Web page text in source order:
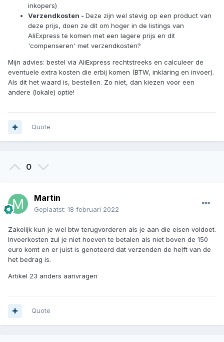
inkopers)
Verzendkosten - Deze zijn wel stevig op een product van
deze prijs, doen ze dit om hoger in de listings van
AliExpress te komen met een lagere prijs en dit
'compenseren' met verzendkosten?
Mijn advies: bestel via AliExpress rechtstreeks en calculeer de
eventuele extra kosten die erbij komen (BTW, inklaring en invoer).
Als dit het waard is, bestellen. Zo niet, dan kiezen voor een
andere (lokale) optie!
Quote
0
Martin
Geplaatst: 18 februari 2022
Zakelijk kun je wel btw terugvorderen als je aan die eisen voldoet.
Invoerkosten zul je niet hoeven te betalen als niet boven de 150
euro komt en er juist is genoteerd dat verzenden de helft van de
het bedrag is.
Artikel 23 anders aanvragen
Quote